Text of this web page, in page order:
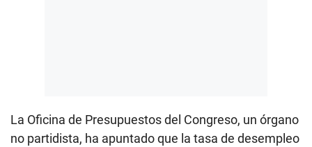
La Oficina de Presupuestos del Congreso, un órgano
no partidista, ha apuntado que la tasa de desempleo